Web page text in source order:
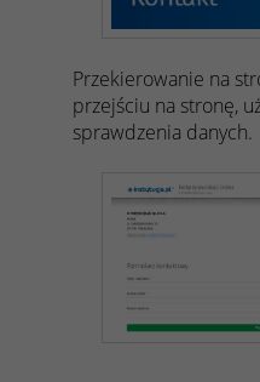
Przekierowanie na
przejściu na stronę,
sprawdzenia danych.